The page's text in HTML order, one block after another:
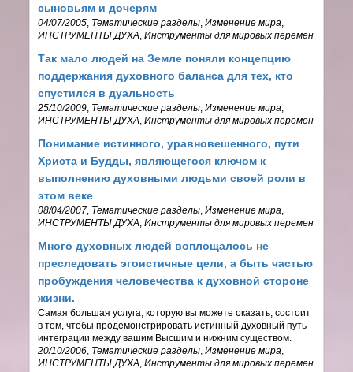
сыновьям и дочерям
04/07/2005 Тематические разделы ,Изменение мира
ИНСТРУМЕНТЫ ДУХА ,Инструменты для мировых перемен
Так мало людей на Земле поняли концепцию
поддержания духовного баланса для тех, кто
спустился в дуальность
25/10/2009 Тематические разделы ,Изменение мира
ИНСТРУМЕНТЫ ДУХА ,Инструменты для мировых перемен
Понимание истинного, уравновешенного, пути
Христа и Будды, являющегося ключом к
выполнению духовными людьми своей роли в
этом веке
08/04/2007 Тематические разделы ,Изменение мира
ИНСТРУМЕНТЫ ДУХА ,Инструменты для мировых перемен
Много духовных людей воплощалось не
преследовать эгоистичные цели, а быть частью
пробуждения человечества к духовной стороне
жизни.
Самая большая услуга, которую вы можете оказать, состоит
в том, чтобы продемонстрировать истинный духовный путь
интеграции между вашим Высшим и нижним существом.
20/10/2006 Тематические разделы ,Изменение мира
ИНСТРУМЕНТЫ ДУХА ,Инструменты для мировых перемен